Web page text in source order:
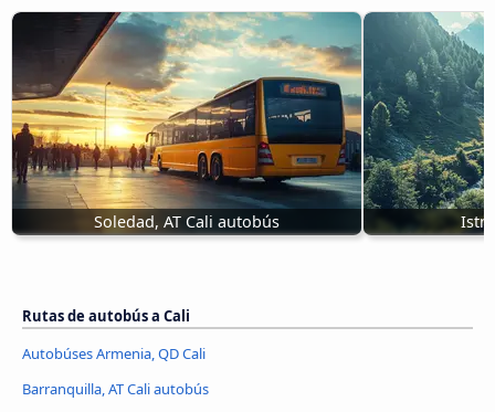
Soledad, AT Cali autobús
Rutas de autobús a Cali
Autobúses Armenia, QD Cali
Barranquilla, AT Cali autobús